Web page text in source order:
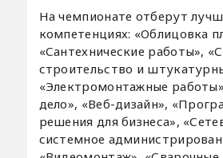
На чемпионате отберут
компетенциях: «Облицовка
«Сантехнические работы»,
строительство и
«Электромонтажные
дело», «Веб-дизайн»,
решения для бизнеса»,
системное